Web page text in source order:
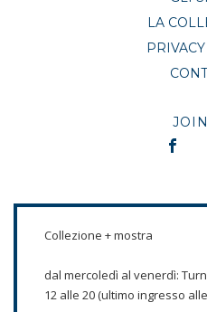
LA
Collezione + mostra
dal mercoledì al venerdì:
12 alle 20 (ultimo ingresso